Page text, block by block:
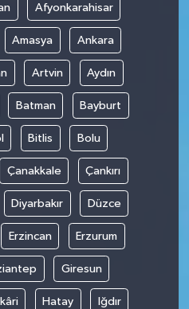
Afyonkarahisar
Amasya Ankara
Artvin Aydın
Batman Bayburt
Bitlis Bolu
Çanakkale Çankırı
Diyarbakır Düzce
Erzincan Erzurum
Giresun
Hatay Iğdır